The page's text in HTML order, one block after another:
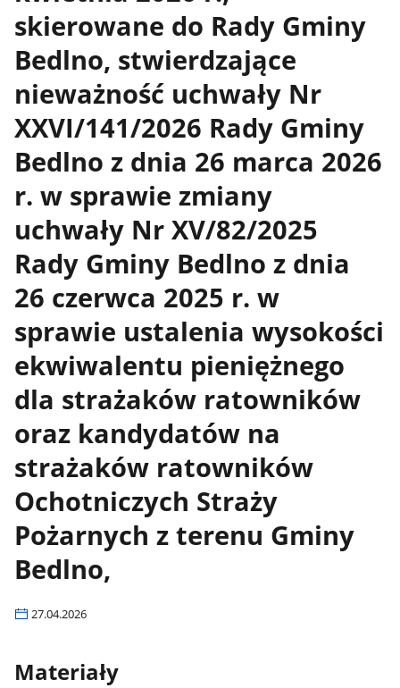
skierowane do Rady Gminy
Bedlno, stwierdzające
nieważność uchwały Nr
XXVI/141/2026 Rady Gminy
Bedlno z dnia 26 marca 2026
r. w sprawie zmiany
uchwały Nr XV/82/2025
Rady Gminy Bedlno z dnia
26 czerwca 2025 r. w
sprawie ustalenia wysokości
ekwiwalentu pieniężnego
dla strażaków ratowników
oraz kandydatów na
strażaków ratowników
Ochotniczych Straży
Pożarnych z terenu Gminy
Bedlno,
27.04.2026
Materiały